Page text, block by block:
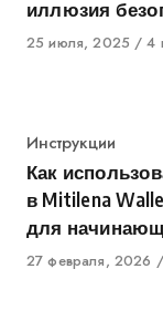
иллюзия
Published
25 июля, 2025 4
Category
Инструкции
Как
в Mitilena
для
Published
27 февраля, 2026